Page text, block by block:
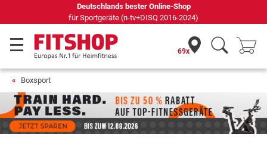
tv+DISQ 2016-2024)
69 Fachmärkte vor Ort
69x
Boxsport